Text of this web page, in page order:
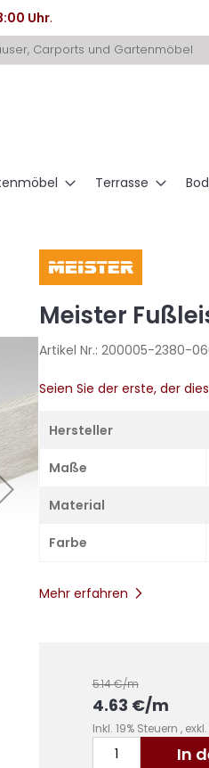
Uhr.
Carports und Gartenmöbel
Terrasse
Meister
Artikel Nr.: 200005-2380-
Seien Sie der erste, der
Hersteller
Maße
Material
Farbe
Mehr erfahren
5.14€/m
4.63 €/m
Inkl. 19% Steuern , exkl.
In